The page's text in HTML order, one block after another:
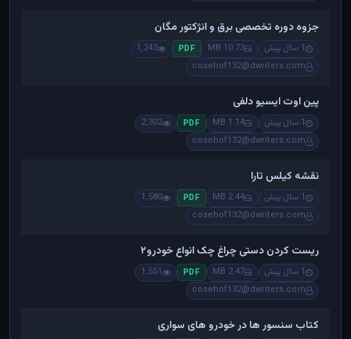
جزوه دوره تخصصی برق و انژکتور مگان
1 سال پیش 10.73 MB
PDF
1,242
cosehof132@dwriters.com
پین اوت ایسیو دلفی
1 سال پیش 1.14 MB
PDF
2,302
cosehof132@dwriters.com
نقشه کیلس تارا
1 سال پیش 2.44 MB
PDF
1,580
cosehof132@dwriters.com
ریست کردن دستی چراغ چک انواع خودرو۲
1 سال پیش 2.47 MB
PDF
1,551
cosehof132@dwriters.com
کتاب سنسور ها در خودرو های سواری